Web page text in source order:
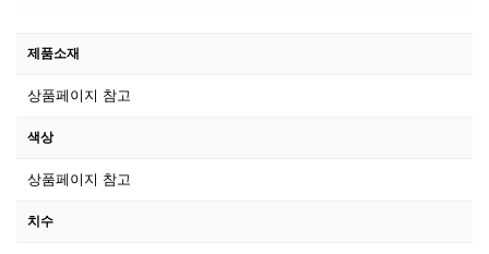
제품소재
상품페이지 참고
색상
상품페이지 참고
치수